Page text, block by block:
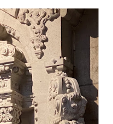
Castelo (2019.10.25)
Feira Semanal
em Viana do
Viana do Castelo